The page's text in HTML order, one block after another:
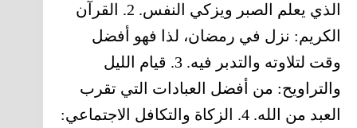
الذي يعلم الصبر ويزكي النفس. 2. القرآن
الكريم: نزل في رمضان، لذا فهو أفضل
وقت لتلاوته والتدبر فيه. 3. قيام الليل
والتراويح: من أفضل العبادات التي تقرب
العبد من الله. 4. الزكاة والتكافل الاجتماعي: